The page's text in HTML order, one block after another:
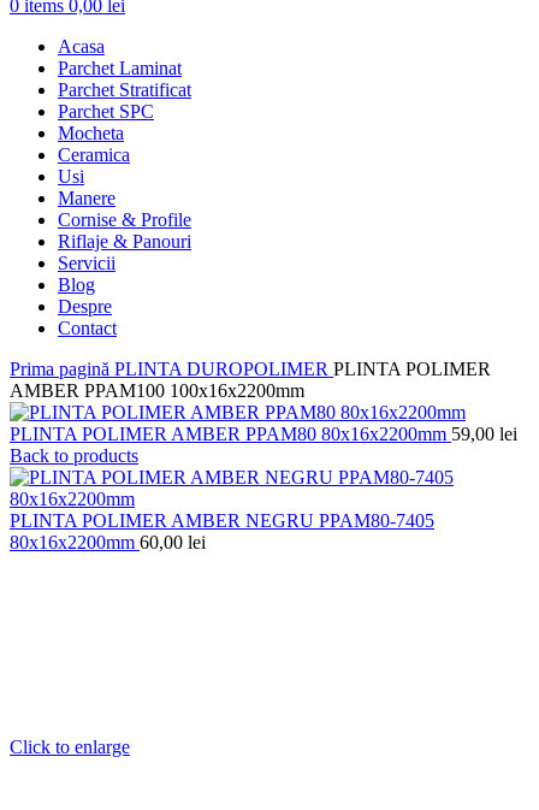
0 items 0,00 lei
Acasa
Parchet Laminat
Parchet Stratificat
Parchet SPC
Mocheta
Ceramica
Usi
Manere
Cornise & Profile
Riflaje & Panouri
Servicii
Blog
Despre
Contact
Prima pagină PLINTA DUROPOLIMER PLINTA POLIMER
AMBER PPAM100 100x16x2200mm
PLINTA POLIMER AMBER PPAM80 80x16x2200mm 59,00 lei
Back to products
PLINTA POLIMER AMBER NEGRU PPAM80-7405
80x16x2200mm 60,00 lei
Click to enlarge